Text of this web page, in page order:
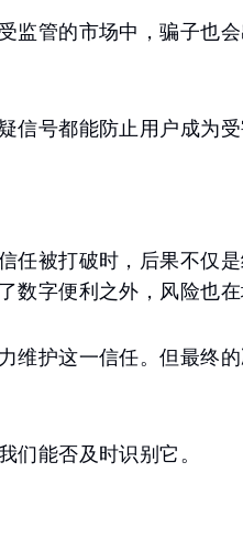
监管的市场中，骗子也
信号都能防止用户成为受
任被打破时，后果不仅
数字便利之外，风险也在
维护这一信任。但最终
们能否及时识别它。